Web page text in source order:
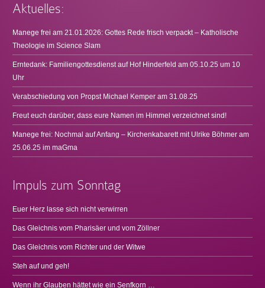
Aktuelles:
Manege frei am 21.01.2026: Gottes Rede frisch verpackt – Katholische
Theologie im Science Slam
Erntedank: Familiengottesdienst auf Hof Hinderfeld am 05.10.25 um 10
Uhr
Verabschiedung von Propst Michael Kemper am 31.08.25
Freut euch darüber, dass eure Namen im Himmel verzeichnet sind!
Manege frei: Nochmal auf Anfang – Kirchenkabarett mit Ulrike Böhmer am
25.06.25 im maGma
Impuls zum Sonntag
Euer Herz lasse sich nicht verwirren
Das Gleichnis vom Pharisäer und vom Zöllner
Das Gleichnis vom Richter und der Witwe
Steh auf und geh!
Wenn ihr Glauben hättet wie ein Senfkorn …